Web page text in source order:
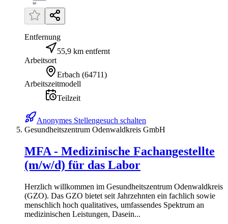
Entfernung
55,9 km entfernt
Arbeitsort
Erbach (64711)
Arbeitszeitmodell
Teilzeit
Anonymes Stellengesuch schalten
Gesundheitszentrum Odenwaldkreis GmbH
MFA - Medizinische Fachangestellte
(m/w/d) für das Labor
Herzlich willkommen im Gesundheitszentrum Odenwaldkreis
(GZO). Das GZO bietet seit Jahrzehnten ein fachlich sowie
menschlich hoch qualitatives, umfassendes Spektrum an
medizinischen Leistungen, Dasein...